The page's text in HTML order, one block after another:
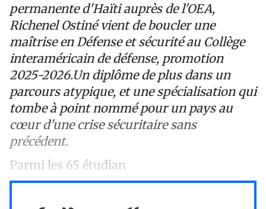
permanente d'Haïti auprès de l'OEA,
Richenel Ostiné vient de boucler une
maîtrise en Défense et sécurité au Collège
interaméricain de défense, promotion
2025-2026.Un diplôme de plus dans un
parcours atypique, et une spécialisation qui
tombe à point nommé pour un pays au
cœur d'une crise sécuritaire sans
précédent.
Parmi les 65 étudian